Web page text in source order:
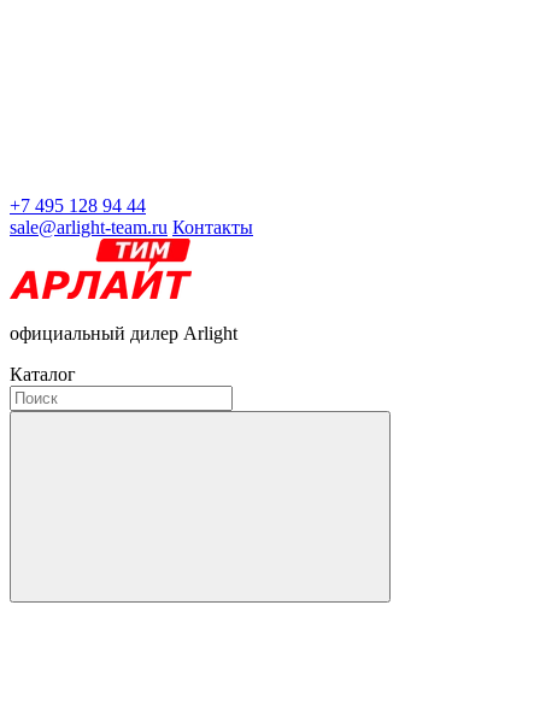
+7 495 128 94 44
sale@arlight-team.ru Контакты
официальный дилер Arlight
Каталог